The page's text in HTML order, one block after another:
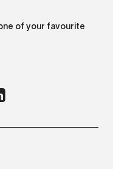
of your favourite